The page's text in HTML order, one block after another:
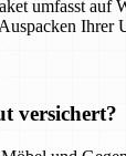
umfasst auf
Ihrer
versichert?